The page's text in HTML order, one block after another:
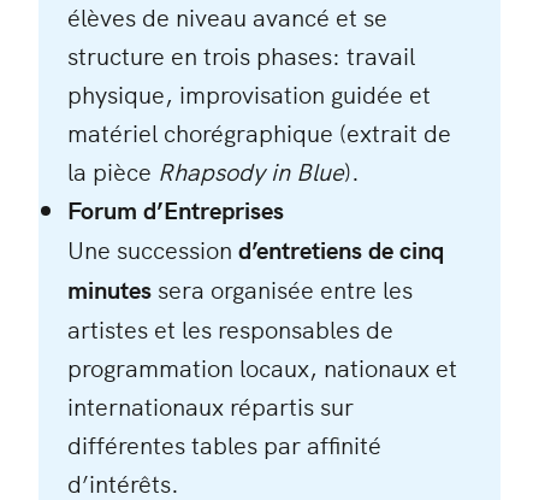
élèves de niveau avancé et se
structure en trois phases: travail
physique, improvisation guidée et
matériel chorégraphique (extrait de
la pièce Rhapsody in Blue).
Forum d’Entreprises
Une succession d’entretiens de cinq
minutes sera organisée entre les
artistes et les responsables de
programmation locaux, nationaux et
internationaux répartis sur
différentes tables par affinité
d’intérêts.